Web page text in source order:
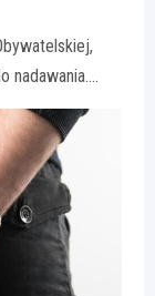
nadawania.…